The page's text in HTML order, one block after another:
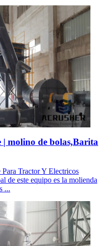
molino de bolas,Barita
Tractor Y Electricos
este equipo es la molienda
...